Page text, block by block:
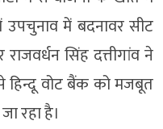
उपचुनाव में बदनावर सीट
सिंह दत्तीगांव ने
हिन्दू वोट बैंक को मजबूत
रहा है।